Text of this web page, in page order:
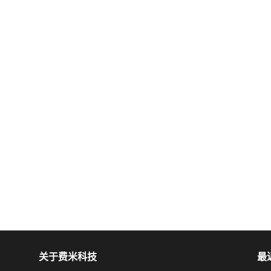
关于费米科技 最